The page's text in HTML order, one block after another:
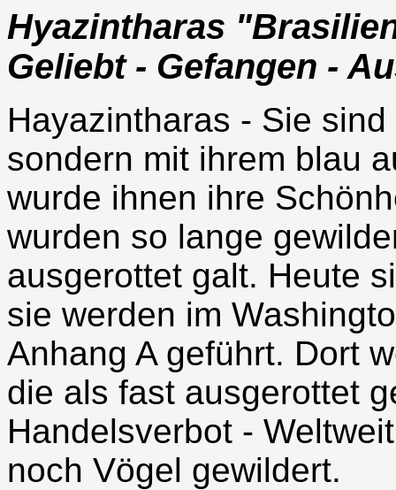
Hyazintharas
Geliebt - Gefangen -
Hayazintharas - Sie
sondern mit ihrem blau
wurde ihnen ihre
wurden so lange
ausgerottet galt. Heute
sie werden im
Anhang A geführt. Dort
die als fast ausgerottet
Handelsverbot -
noch Vögel gewildert.